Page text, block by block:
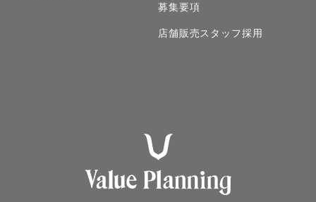
募集要項
店舗販売スタッフ採用